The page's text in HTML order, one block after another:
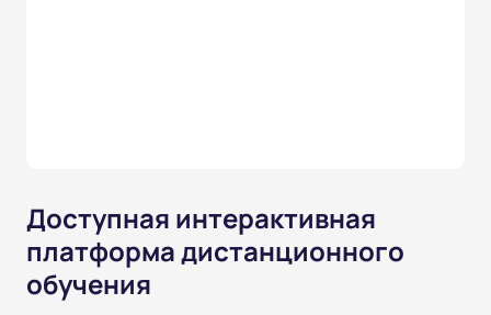
Доступная интерактивная
платформа дистанционного
обучения